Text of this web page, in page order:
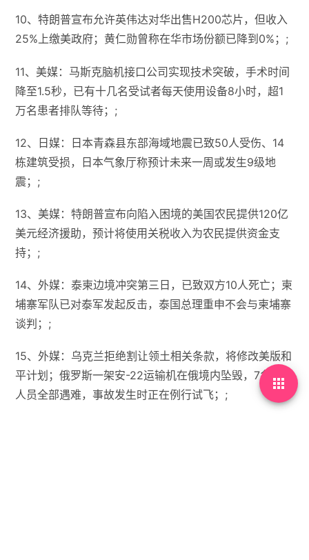
10、特朗普宣布允许英伟达对华出售H200芯片，但收入
25%上缴美政府；黄仁勋曾称在华市场份额已降到0%；;
11、美媒：马斯克脑机接口公司实现技术突破，手术时间
降至1.5秒，已有十几名受试者每天使用设备8小时，超1
万名患者排队等待；;
12、日媒：日本青森县东部海域地震已致50人受伤、14
栋建筑受损，日本气象厅称预计未来一周或发生9级地
震；;
13、美媒：特朗普宣布向陷入困境的美国农民提供120亿
美元经济援助，预计将使用关税收入为农民提供资金支
持；;
14、外媒：泰柬边境冲突第三日，已致双方10人死亡；柬
埔寨军队已对泰军发起反击，泰国总理重申不会与柬埔寨
谈判；;
15、外媒：乌克兰拒绝割让领土相关条款，将修改美版和
平计划；俄罗斯一架安-22运输机在俄境内坠毁，7名机组
人员全部遇难，事故发生时正在例行试飞；;
